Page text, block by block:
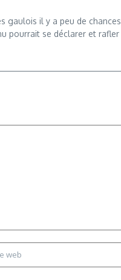
il y a peu de
pourrait se déclarer et